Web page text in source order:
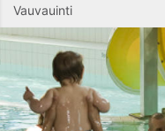
Vauvauinti